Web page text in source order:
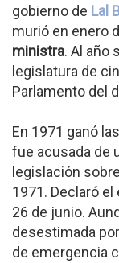
gobierno de Lal
murió en enero
ministra. Al año
legislatura de
Parlamento del
En 1971 ganó
fue acusada de
legislación
1971. Declaró
26 de junio.
desestimada
de emergencia